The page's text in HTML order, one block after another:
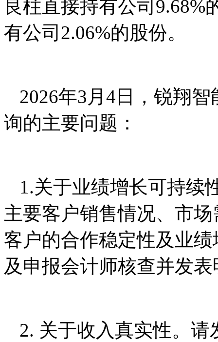
良柱直接持有公司
有公司2.06%的股份。
2026年3月4日，锐翔
询的主要问题：
1.关于业绩增长可持续
主要客户销售情况、市
客户的合作稳定性及业
及申报会计师核查并发
2. 关于收入真实性。